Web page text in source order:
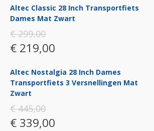
Altec Classic 28 Inch Transportfiets
Dames Mat Zwart
€ 299,00
€ 219,00
Altec Nostalgia 28 Inch Dames
Transportfiets 3 Versnellingen Mat
Zwart
€ 445,00
€ 339,00